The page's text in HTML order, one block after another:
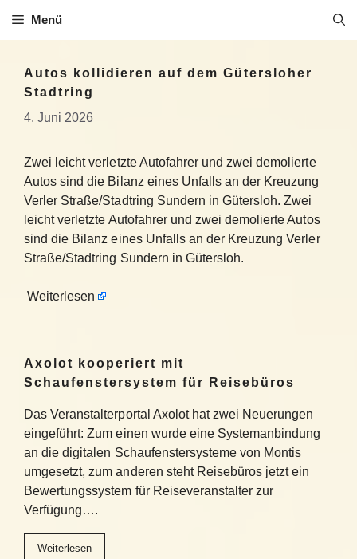
Inhalt
Menü
Autos kollidieren auf dem Gütersloher
Stadtring
4. Juni 2026
Zwei leicht verletzte Autofahrer und zwei demolierte
Autos sind die Bilanz eines Unfalls an der Kreuzung
Verler Straße/Stadtring Sundern in Gütersloh. Zwei
leicht verletzte Autofahrer und zwei demolierte Autos
sind die Bilanz eines Unfalls an der Kreuzung Verler
Straße/Stadtring Sundern in Gütersloh.
Weiterlesen
Axolot kooperiert mit
Schaufenstersystem für Reisebüros
Das Veranstalterportal Axolot hat zwei Neuerungen
eingeführt: Zum einen wurde eine Systemanbindung
an die digitalen Schaufenstersysteme von Montis
umgesetzt, zum anderen steht Reisebüros jetzt ein
Bewertungssystem für Reiseveranstalter zur
Verfügung….
Weiterlesen